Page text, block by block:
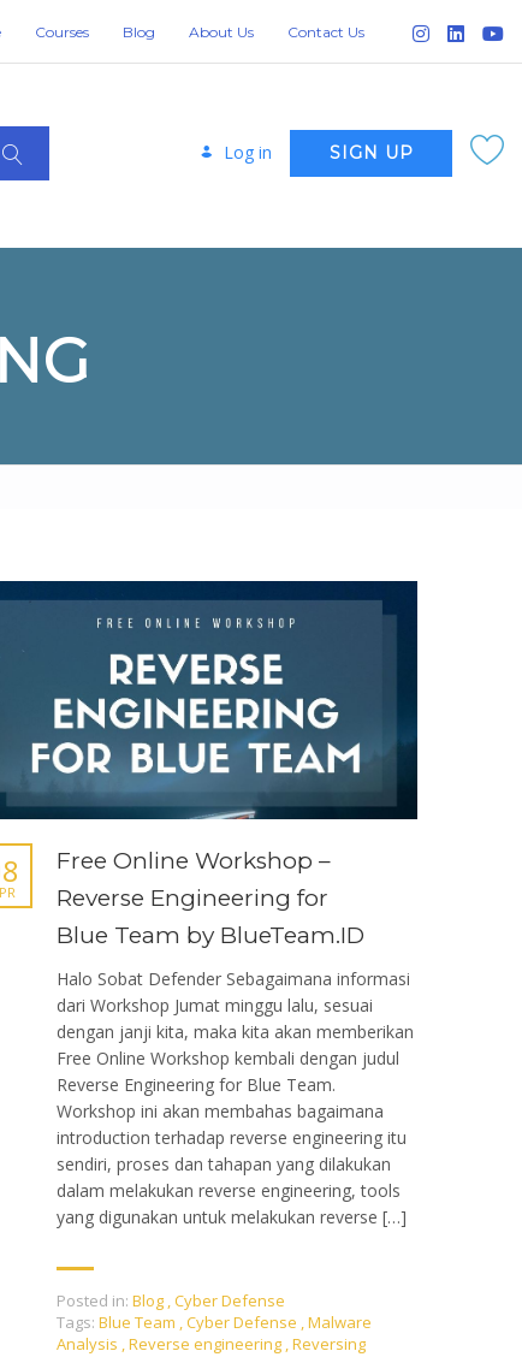
Courses Blog About Us Contact Us
Log in SIGN UP
Free Online Workshop –
Reverse Engineering for
Blue Team by BlueTeam.ID
Halo Sobat Defender Sebagaimana informasi
dari Workshop Jumat minggu lalu, sesuai
dengan janji kita, maka kita akan memberikan
Free Online Workshop kembali dengan judul
Reverse Engineering for Blue Team.
Workshop ini akan membahas bagaimana
introduction terhadap reverse engineering itu
sendiri, proses dan tahapan yang dilakukan
dalam melakukan reverse engineering, tools
yang digunakan untuk melakukan reverse […]
Posted in: Blog ,Cyber Defense
Tags: Blue Team ,Cyber Defense ,Malware
Analysis ,Reverse engineering ,Reversing